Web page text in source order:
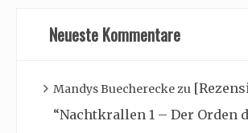
Neueste Kommentare
Mandys Buechereckezu
“Nachtkrallen 1 – Der Orden